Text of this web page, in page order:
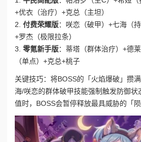
+优衣（治疗）+克总（主坦）
2. 付费荣耀版：咲恋（破甲）+七海（
+罗杰（极限拉条）
3. 零氪新手版：蒂塔（群体治疗）+德
（单点）+克总+桃子
关键技巧：将BOSS的「火焰爆破」攒
海/咲恋的群体破甲技能强制触发防御状
值时，BOSS会暂停释放最具威胁的「陨